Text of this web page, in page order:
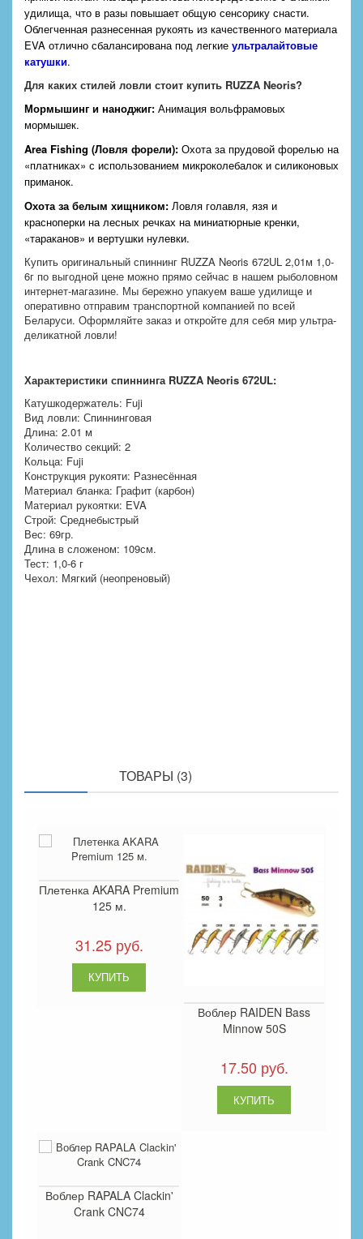
удилища, что в разы повышает общую сенсорику снасти.
Облегченная разнесенная рукоять из качественного материала
EVA отлично сбалансирована под легкие ультралайтовые
катушки.
Для каких стилей ловли стоит купить RUZZA Neoris?
Мормышинг и наноджиг: Анимация вольфрамовых
мормышек.
Area Fishing (Ловля форели): Охота за прудовой форелью на
«платниках» с использованием микроколебалок и силиконовых
приманок.
Охота за белым хищником: Ловля голавля, язя и
красноперки на лесных речках на миниатюрные кренки,
«тараканов» и вертушки нулевки.
Купить оригинальный спиннинг RUZZA Neoris 672UL 2,01м 1,0-
6г по выгодной цене можно прямо сейчас в нашем рыболовном
интернет-магазине. Мы бережно упакуем ваше удилище и
оперативно отправим транспортной компанией по всей
Беларуси. Оформляйте заказ и откройте для себя мир ультра-
деликатной ловли!
Характеристики спиннинга RUZZA Neoris 672UL:
Катушкодержатель: Fuji
Вид ловли: Спиннинговая
Длина: 2.01 м
Количество секций: 2
Кольца: Fuji
Конструкция рукояти: Разнесённая
Материал бланка: Графит (карбон)
Материал рукоятки: EVA
Строй: Среднебыстрый
Вес: 69гр.
Длина в сложеном: 109см.
Тест: 1,0-6 г
Чехол: Мягкий (неопреновый)
ТОВАРЫ (3)
Плетенка AKARA Premium
125 м.
31.25 руб.
Воблер RAIDEN Bass
Minnow 50S
17.50 руб.
Воблер RAPALA Clackin'
Crank CNC74